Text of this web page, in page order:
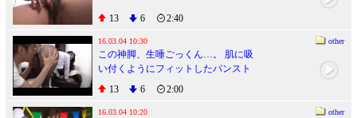
13 6 2:40
16.03.04 10:30 other
この神脚、生唾ごっくん…。 肌に吸
い付くようにフィットしたパンスト
がいやらし過ぎる美脚お姉さんが焦
らせながら責めてくる4時間12人
Vol.2
13 6 2:00
16.03.04 10:20 other